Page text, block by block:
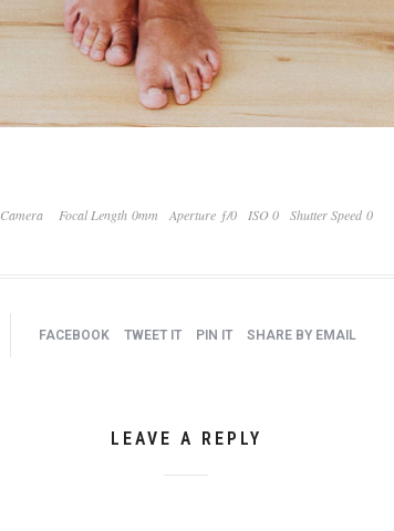
Camera Focal Length 0mm Aperture ƒ/0 ISO 0 Shutter Speed 0
FACEBOOK TWEET IT PIN IT SHARE BY EMAIL
LEAVE A REPLY